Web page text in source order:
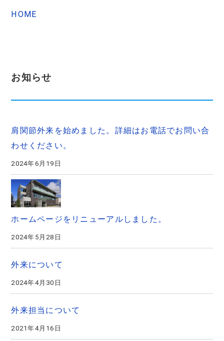
HOME
お知らせ
肩関節外来を始めました。詳細はお電話でお問い合
わせください。
2024年6月19日
ホームページをリニューアルしました。
2024年5月28日
外来について
2024年4月30日
外来担当について
2021年4月16日